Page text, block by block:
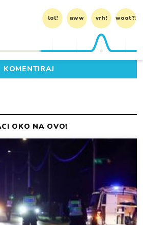
lol! aww vrh! woot?!
KOMENTIRAJ